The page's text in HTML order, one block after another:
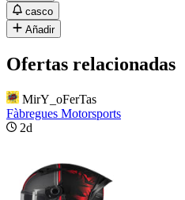
casco
Añadir
Ofertas relacionadas
MirY_oFerTas
Fàbregues Motorsports
2d